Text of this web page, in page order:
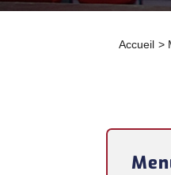
Accueil >